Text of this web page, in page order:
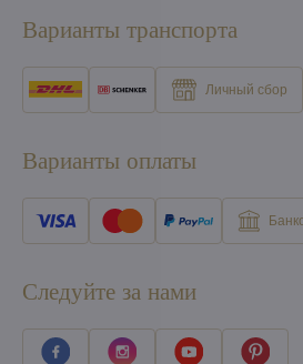
Варианты транспорта
Личный сбор
Варианты оплаты
Следуйте за нами